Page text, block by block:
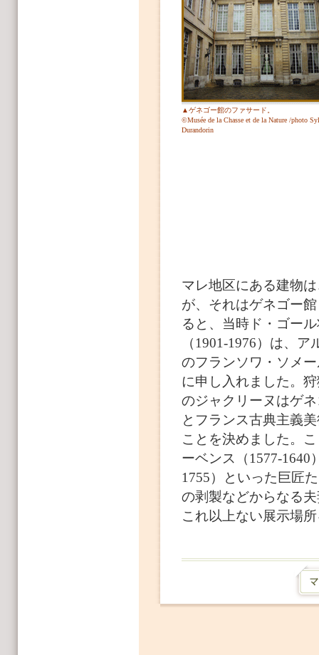
▲ゲネゴー館のファサード。
©Musée de la Chasse et de la Nature /photo
Durandorin
マレ地区にある建物
が、それはゲネゴー
ると、当時ド・ゴー
（1901-1976）は、
のフランソワ・ソメ
に申し入れました。
のジャクリーヌはゲ
とフランス古典主義
ことを決めました。
ーベンス（1577-1640
1755）といった巨匠
の剥製などからなる
これ以上ない展示場